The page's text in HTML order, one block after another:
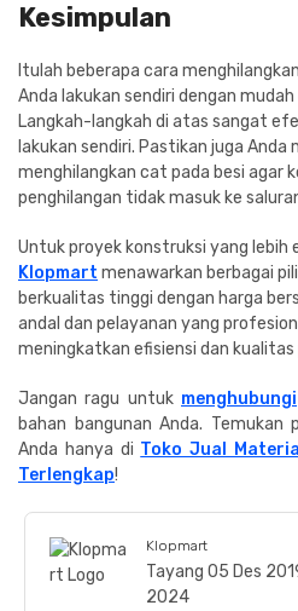
Kesimpulan
Itulah beberapa cara menghilangkan
Anda lakukan sendiri dengan
Langkah-langkah di atas sangat
lakukan sendiri. Pastikan juga
menghilangkan cat pada besi agar
penghilangan tidak masuk ke
Untuk proyek konstruksi yang lebih
Klopmart menawarkan berbagai
berkualitas tinggi dengan harga
andal dan pelayanan yang
meningkatkan efisiensi dan
Jangan ragu untuk menghubungi
bahan bangunan Anda.
Anda hanya di Toko Jual
Terlengkap!
Klopmart
Tayang 05 Des
2024